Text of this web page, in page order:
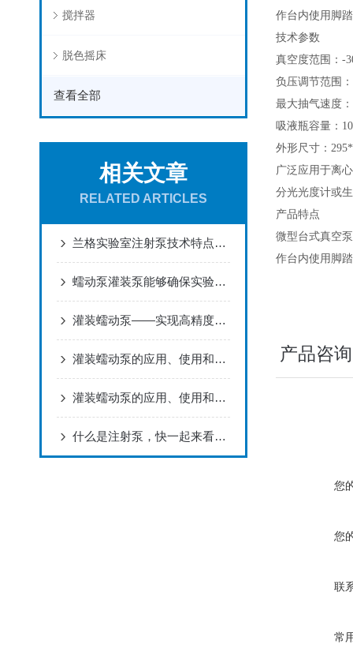
搅拌器
脱色摇床
查看全部
相关文章
RELATED ARTICLES
兰格实验室注射泵技术特点与优势
蠕动泵灌装泵能够确保实验过程中的流量和压力的稳定性
灌装蠕动泵——实现高精度液体输送的新选择
灌装蠕动泵的应用、使用和市场前景分析
灌装蠕动泵的应用、使用和维护
什么是注射泵，快一起来看看吧
作台内使用脚
技术参数
真空度范围：-
负压调节范围
最大抽气速度
吸液瓶容量：
外形尺寸：
广泛应用于离
分光光度计或
产品特点
微型台式真空
作台内使用脚
产品咨询
您
您
联
常